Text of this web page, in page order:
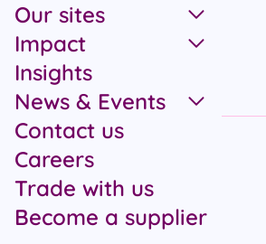
Our sites
Impact
Insights
News & Events
Contact us
Careers
Trade with us
Become a supplier
España
All articles